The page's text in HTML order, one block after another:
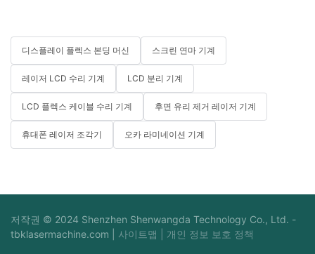
디스플레이 플렉스 본딩 머신 스크린 연마 기계
레이저 LCD 수리 기계 LCD 분리 기계
LCD 플렉스 케이블 수리 기계 후면 유리 제거 레이저 기계
휴대폰 레이저 조각기 오카 라미네이션 기계
저작권 © 2024 Shenzhen Shenwangda Technology Co., Ltd. -
tbklasermachine.com
사이트맵 개인 정보 보호 정책